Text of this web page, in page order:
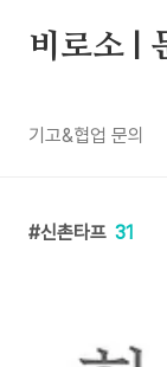
비로소 |
기고&협업 문의
신촌타프 31